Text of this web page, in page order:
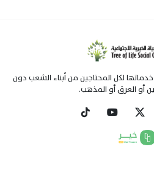
لكل المحتاجين من أبناء الشعب دون
أو العرق أو المذهب.